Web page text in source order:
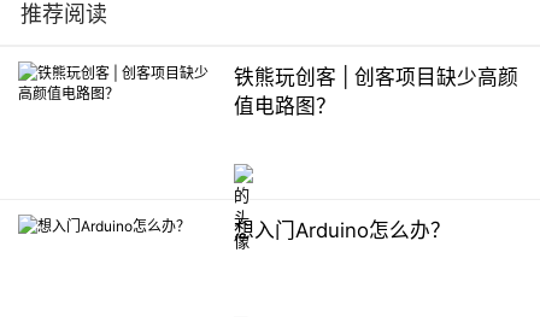
推荐阅读
铁熊玩创客 | 创客项目缺少高颜
值电路图？
想入门Arduino怎么办？